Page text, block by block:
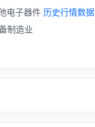
电子器件 历史行情数据
制造业